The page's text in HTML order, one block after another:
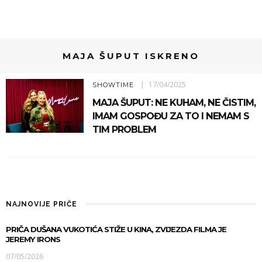
MAJA ŠUPUT ISKRENO
SHOWTIME 17/04/2025
MAJA ŠUPUT: NE KUHAM, NE ČISTIM,
IMAM GOSPOĐU ZA TO I NEMAM S
TIM PROBLEM
NAJNOVIJE PRIČE
PRIČA DUŠANA VUKOTIĆA STIŽE U KINA, ZVIJEZDA FILMA JE
JEREMY IRONS
07/05/2026